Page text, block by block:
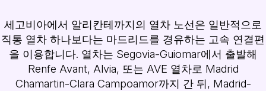
세고비아에서 알리칸테까지의 열차 노선은 일반적으로
직통 열차 하나보다는 마드리드를 경유하는 고속 연결편
을 이용합니다. 열차는 Segovia-Guiomar에서 출발해
Renfe Avant, Alvia, 또는 AVE 열차로 Madrid
Chamartin-Clara Campoamor까지 간 뒤, Madrid-